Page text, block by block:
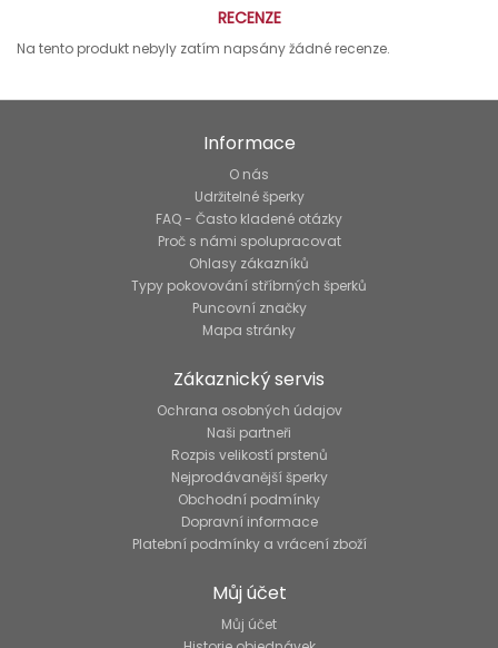
RECENZE
Na tento produkt nebyly zatím napsány žádné recenze.
Informace
O nás
Udržitelné šperky
FAQ - Často kladené otázky
Proč s námi spolupracovat
Ohlasy zákazníků
Typy pokovování stříbrných šperků
Puncovní značky
Mapa stránky
Zákaznický servis
Ochrana osobných údajov
Naši partneři
Rozpis velikostí prstenů
Nejprodávanější šperky
Obchodní podmínky
Dopravní informace
Platební podmínky a vrácení zboží
Můj účet
Můj účet